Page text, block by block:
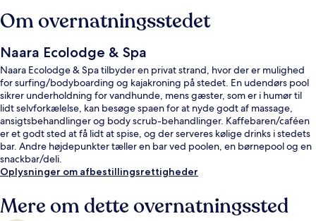
Om overnatningsstedet
Naara Ecolodge & Spa
Naara Ecolodge & Spa tilbyder en privat strand, hvor der er mulighed
for surfing/bodyboarding og kajakroning på stedet. En udendørs pool
sikrer underholdning for vandhunde, mens gæster, som er i humør til
lidt selvforkælelse, kan besøge spaen for at nyde godt af massage,
ansigtsbehandlinger og body scrub-behandlinger. Kaffebaren/caféen
er et godt sted at få lidt at spise, og der serveres kølige drinks i stedets
bar. Andre højdepunkter tæller en bar ved poolen, en børnepool og en
snackbar/deli.
Oplysninger om afbestillingsrettigheder
Mere om dette overnatningssted